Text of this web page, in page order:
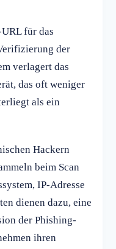
für das
der
verlagert das
das oft weniger
als ein
Hackern
beim Scan
IP-Adresse
dienen dazu, eine
der Phishing-
ihren